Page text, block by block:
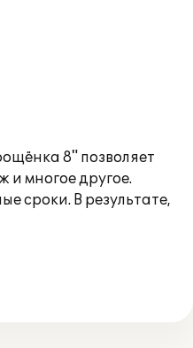
8" позволяет
и многое другое.
сроки. В результате,